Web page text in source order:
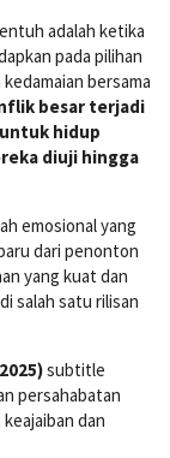
adalah ketika
pada pilihan
bersama
besar terjadi
hidup
diuji hingga
emosional yang
dari penonton
yang kuat dan
salah satu rilisan
subtitle
persahabatan
dan